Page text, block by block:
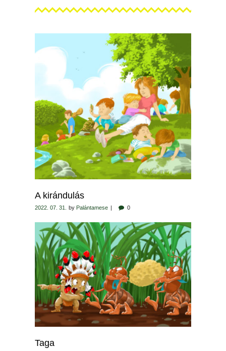
A kirándulás
2022. 07. 31. by Palántamese 0
Taga